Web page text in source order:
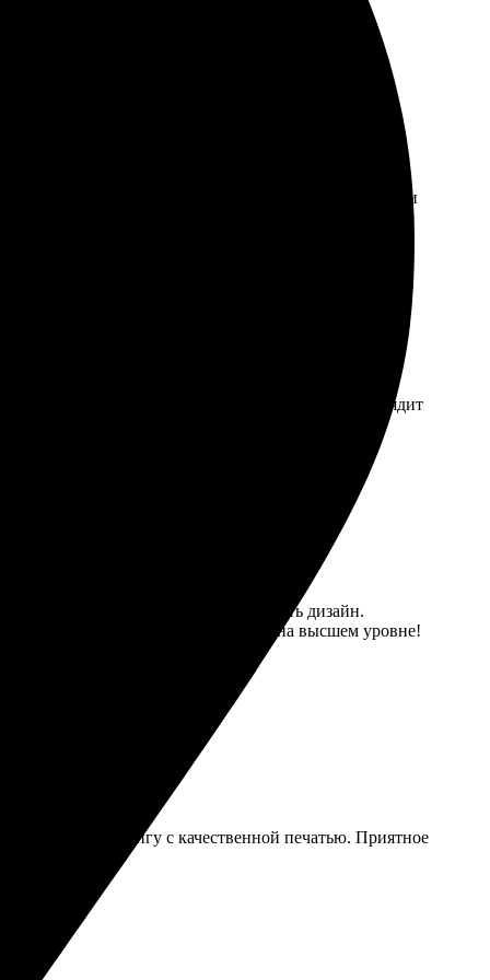
сайт, все понятно и просто. Качество печати
всем, кто хочет качественно распечатать свои
четкие. Реально рад результату, фотокнига выглядит
загрузить фотографии и выбрать дизайн.
книгу аккуратно упакованной. Всё на высшем уровне!
стильную книгу с качественной печатью. Приятное